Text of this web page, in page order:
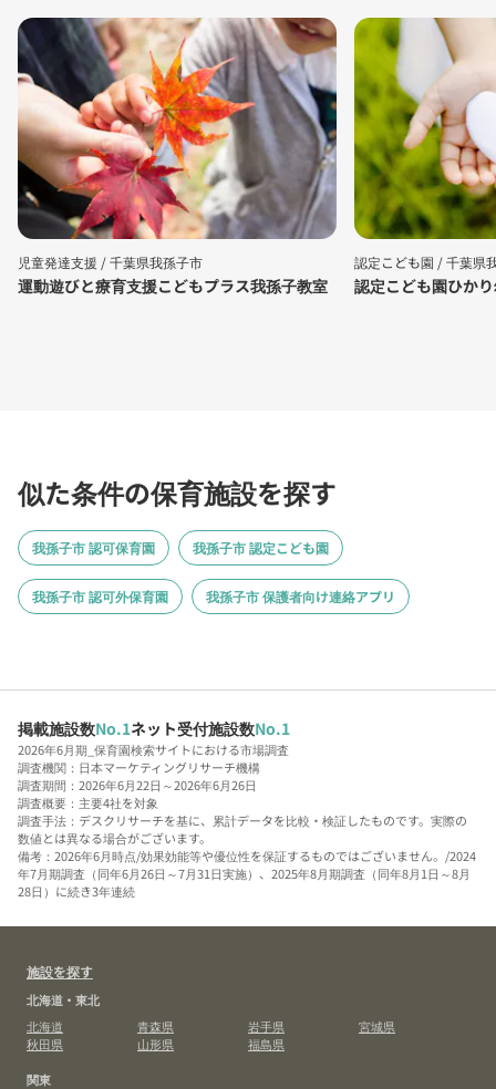
児童発達支援 /千葉県我孫子市
運動遊びと療育支援こどもプラス我孫子教室
認定こども園 /千葉県
認定こども園ひか
似た条件の保育施設を探す
我孫子市 認可保育園 我孫子市 認定こども園
我孫子市 認可外保育園 我孫子市 保護者向け連絡アプリ
掲載施設数No.1ネット受付施設数No.1
2026年6月期_保育園検索サイトにおける市場調査
調査機関：日本マーケティングリサーチ機構
調査期間：2026年6月22日～2026年6月26日
調査概要：主要4社を対象
調査手法：デスクリサーチを基に、累計データを比較・検証したものです。実際の
数値とは異なる場合がございます。
備考：2026年6月時点/効果効能等や優位性を保証するものではございません。/2024
年7月期調査（同年6月26日～7月31日実施）、2025年8月期調査（同年8月1日～8月
28日）に続き3年連続
施設を探す
北海道・東北
北海道
青森県 岩手県
宮城県
秋田県
山形県
福島県
関東